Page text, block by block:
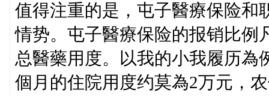
值得注重的是，屯子醫療保险和
情势。屯子醫療保险的报销比例
总醫藥用度。以我的小我履历為
個月的住院用度约莫為2万元，